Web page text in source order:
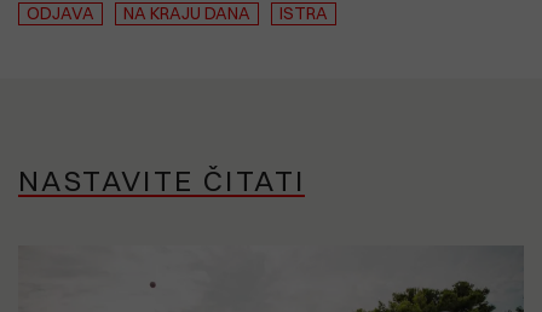
ODJAVA NA KRAJU DANA ISTRA
NASTAVITE ČITATI